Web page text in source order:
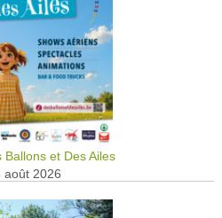
Ballons et Des Ailes
août 2026